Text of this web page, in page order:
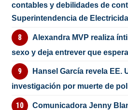
contables y debilidades de
Superintendencia de
Alexandra MVP realiza
sexo y deja entrever que
Hansel García revela EE.
investigación por muerte de
Comunicadora Jenny